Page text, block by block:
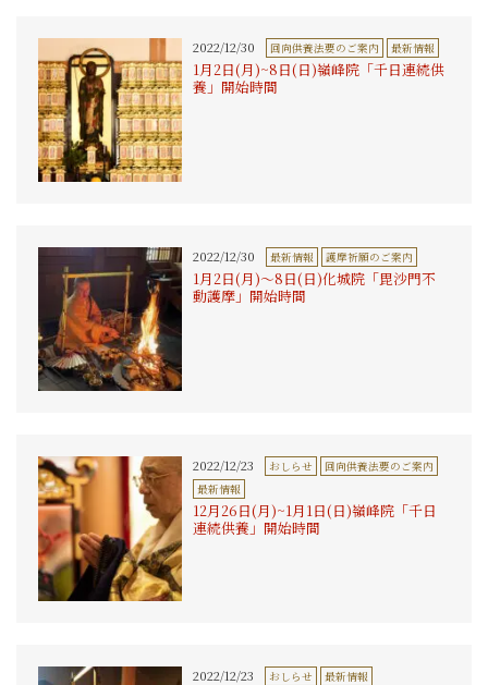
2022/12/30 回向供養法要のご案内 最新情報
1月2日(月)~8日(日)嶺峰院「千日連続供
養」開始時間
2022/12/30 最新情報 護摩祈願のご案内
1月2日(月)〜8日(日)化城院「毘沙門不
動護摩」開始時間
2022/12/23 おしらせ
回向供養法要のご案内
最新情報
12月26日(月)~1月1日(日)嶺峰院「千日
連続供養」開始時間
2022/12/23 おしらせ
最新情報